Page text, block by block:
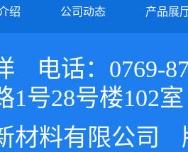
绍 公司动态 产品展
电话：0769-
1号28号楼102室
材料有限公司